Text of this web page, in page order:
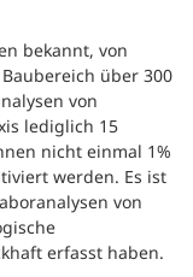
bekannt, von
über 300
von
lediglich 15
nicht einmal 1%
werden. Es ist
von
erfasst haben.